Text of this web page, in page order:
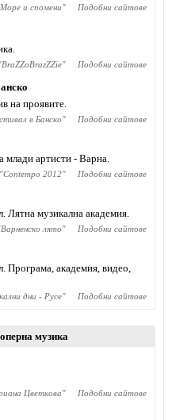
Море и спомени" Подобни сайтове
BraZZoBrazZZie" Подобни сайтове
на проявите.
в Банско" Подобни сайтове
млади артисти - Варна.
Contempo 2012" Подобни сайтове
Лятна музикална академия.
Варненско лято" Подобни сайтове
Програма, академия, видео,
дни - Русе" Подобни сайтове
оперна музика
Цветкова" Подобни сайтове